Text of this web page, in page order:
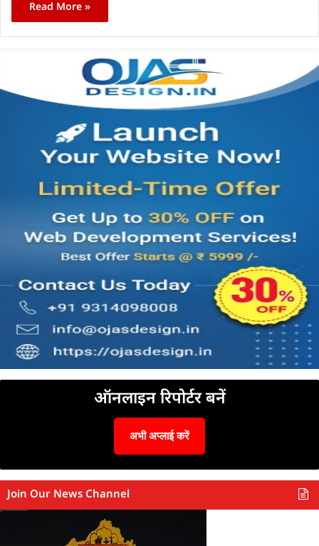
Read More »
ऑनलाइन रिपोर्टर बनें
अभी अप्लाई करें
Join Our News Channel